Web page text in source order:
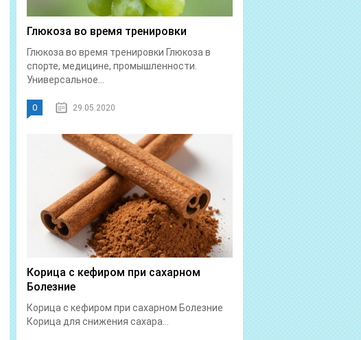
Глюкоза во время тренировки
Глюкоза во время тренировки Глюкоза в
спорте, медицине, промышленности.
Универсальное...
0 29.05.2020
Корица с кефиром при сахарном
Болезние
Корица с кефиром при сахарном Болезние
Корица для снижения сахара...